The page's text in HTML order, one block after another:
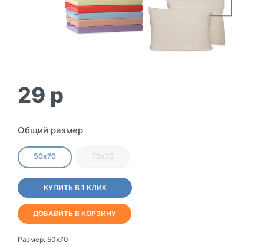
29 p
Общий размер
50х70 70х70
КУПИТЬ В 1 КЛИК
ДОБАВИТЬ В КОРЗИНУ
Размер: 50х70